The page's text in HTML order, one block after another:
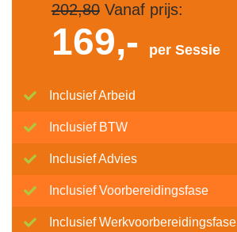
202,80Vanaf prijs:
169,- per Sessie
Inclusief Arbeid
Inclusief BTW
Inclusief Advies
Inclusief Voorbereidingsfase
Inclusief Werkvoorbereidingsfase